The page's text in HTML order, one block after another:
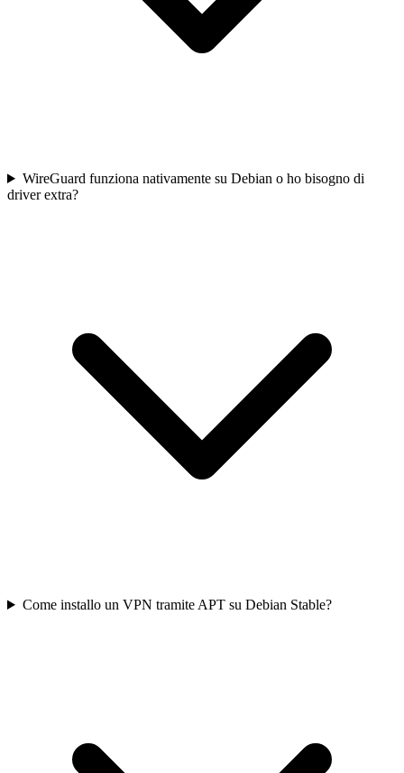
WireGuard funziona nativamente su Debian o ho bisogno di
driver extra?
Come installo un VPN tramite APT su Debian Stable?